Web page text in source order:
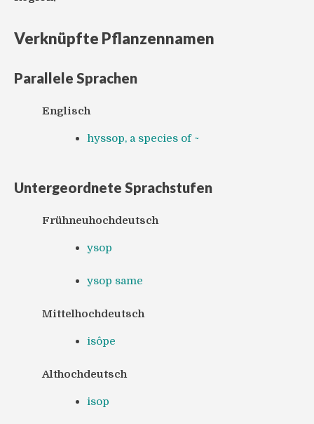
Verknüpfte Pflanzennamen
Parallele Sprachen
Englisch
hyssop, a species of ~
Untergeordnete Sprachstufen
Frühneuhochdeutsch
ysop
ysop same
Mittelhochdeutsch
isôpe
Althochdeutsch
isop